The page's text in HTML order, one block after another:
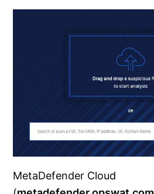
MetaDefender Cloud